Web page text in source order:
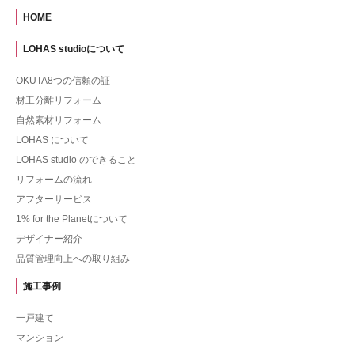
HOME
LOHAS studioについて
OKUTA8つの信頼の証
材工分離リフォーム
自然素材リフォーム
LOHAS について
LOHAS studio のできること
リフォームの流れ
アフターサービス
1% for the Planetについて
デザイナー紹介
品質管理向上への取り組み
施工事例
一戸建て
マンション